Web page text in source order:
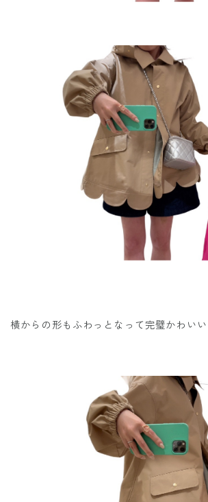
横からの形もふわっとなって完璧かわいい